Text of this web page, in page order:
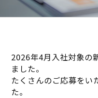
2026年4月入社対象の
ました。
たくさんのご応募をい
た。